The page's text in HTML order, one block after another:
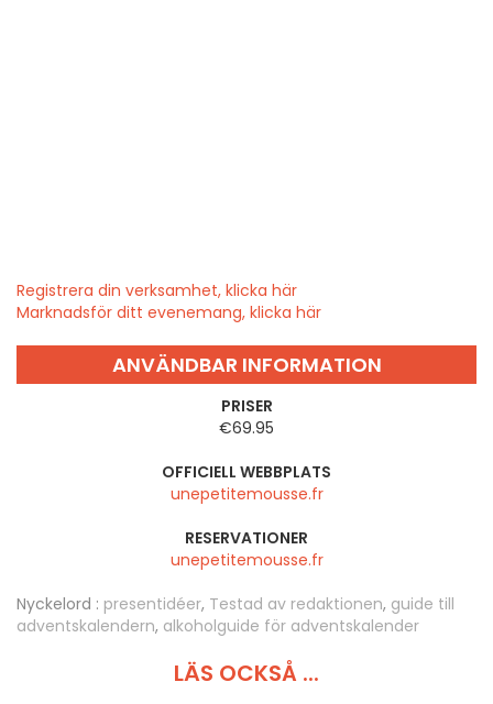
Registrera din verksamhet, klicka här
Marknadsför ditt evenemang, klicka här
ANVÄNDBAR INFORMATION
PRISER
€69.95
OFFICIELL WEBBPLATS
unepetitemousse.fr
RESERVATIONER
unepetitemousse.fr
Nyckelord : presentidéer, Testad av redaktionen, guide till
adventskalendern, alkoholguide för adventskalender
LÄS OCKSÅ ...